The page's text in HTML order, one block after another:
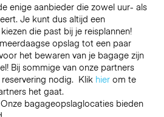
enige aanbieder die zowel uur- als
Je kunt dus altijd een
die past bij je reisplannen!
opslag tot een paar
het bewaren van je bagage zijn
Bij sommige van onze partners
reservering nodig. Klik hierom te
het gaat.
Onze bagageopslaglocaties bieden